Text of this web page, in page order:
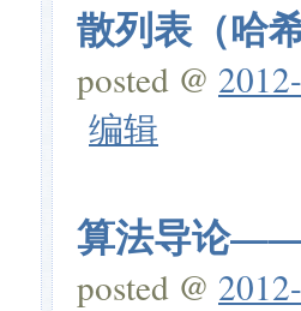
散列表（哈
posted @
编辑
算法导论——
posted @